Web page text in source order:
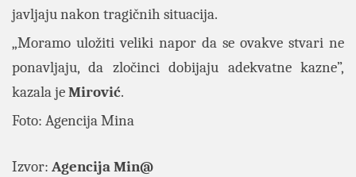
javljaju nakon tragičnih situacija.
„Moramo uložiti veliki napor da se ovakve stvari ne
ponavljaju, da zločinci dobijaju adekvatne kazne”,
kazala jeMirović.
Foto: Agencija Mina
Izvor: Agencija Min@